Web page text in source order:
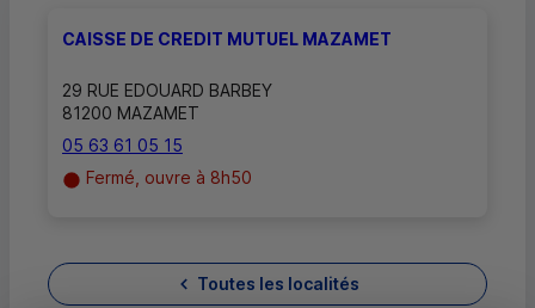
CAISSE DE CREDIT MUTUEL MAZAMET
29 RUE EDOUARD BARBEY
81200 MAZAMET
05 63 61 05 15
Fermé, ouvre à 8h50
Toutes les localités